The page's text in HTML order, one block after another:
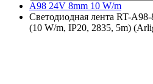
A98 24V 8mm 10 W/m
Светодиодная лента RT-
(10 W/m, IP20, 2835, 5m)